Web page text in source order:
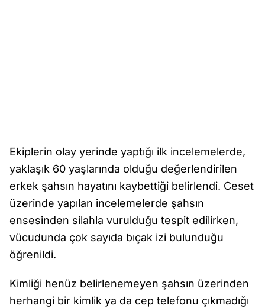
Ekiplerin olay yerinde yaptığı ilk incelemelerde,
yaklaşık 60 yaşlarında olduğu değerlendirilen
erkek şahsın hayatını kaybettiği belirlendi. Ceset
üzerinde yapılan incelemelerde şahsın
ensesinden silahla vurulduğu tespit edilirken,
vücudunda çok sayıda bıçak izi bulunduğu
öğrenildi.
Kimliği henüz belirlenemeyen şahsın üzerinden
herhangi bir kimlik ya da cep telefonu çıkmadığı